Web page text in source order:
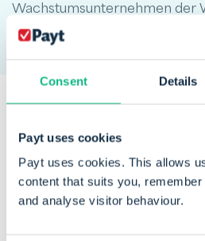
Consent Details
Payt uses cookies
Payt uses cookies. This allows
content that suits you,
and analyse visitor behaviour.
Wachstumsunternehmen der
Diese
bereits